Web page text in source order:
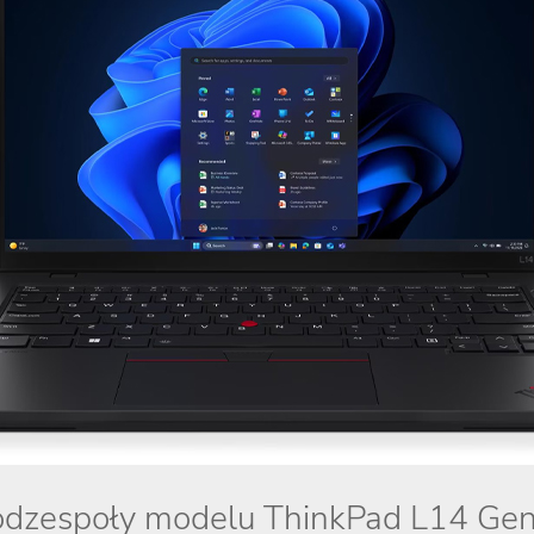
modelu ThinkPad L14